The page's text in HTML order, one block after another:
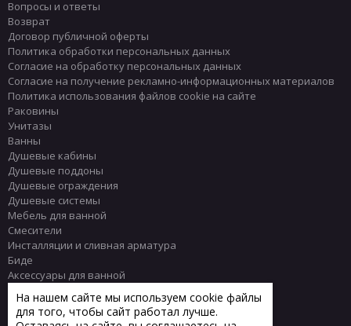
Вопросы и ответы
Возврат
Договор публичной оферты
Политика обработки персональных данных
Согласие на обработку персональных данных
Согласие на получение рекламно-информационных материалов
Политика использования файлов cookie на сайте
Раковины
Унитазы
Ванны
Душевые кабины
Душевые поддоны
Душевые ограждения
Душевые системы
Мебель для ванной
Смесители
Инсталляции и сливная арматура
Биде
Аксессуары для ванной
Полотенцесушители
Комплектующие
На нашем сайте мы используем cookie файлы
для того, чтобы сайт работал лучше.